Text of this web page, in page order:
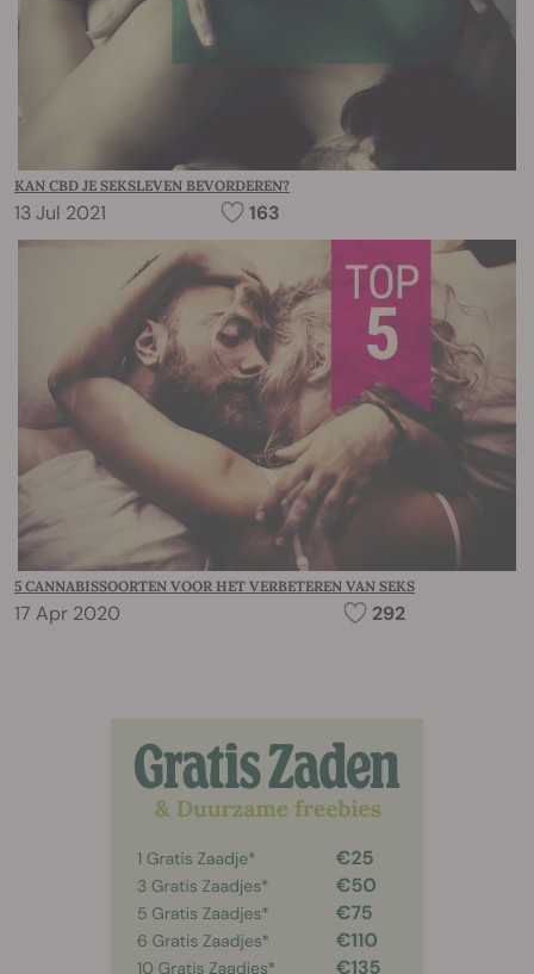
KAN CBD JE SEKSLEVEN BEVORDEREN?
13 Jul 2021 163
5 CANNABISSOORTEN VOOR HET VERBETEREN VAN SEKS
17 Apr 2020 292